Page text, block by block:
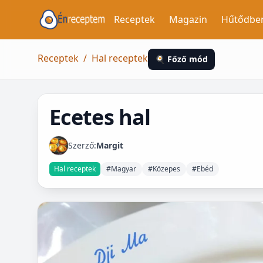
Receptek Magazin
Receptek / Hal receptek 🍳 Főző mód
Ecetes hal
Szerző:Margit
Hal receptek #Magyar #Közepes #Ebéd